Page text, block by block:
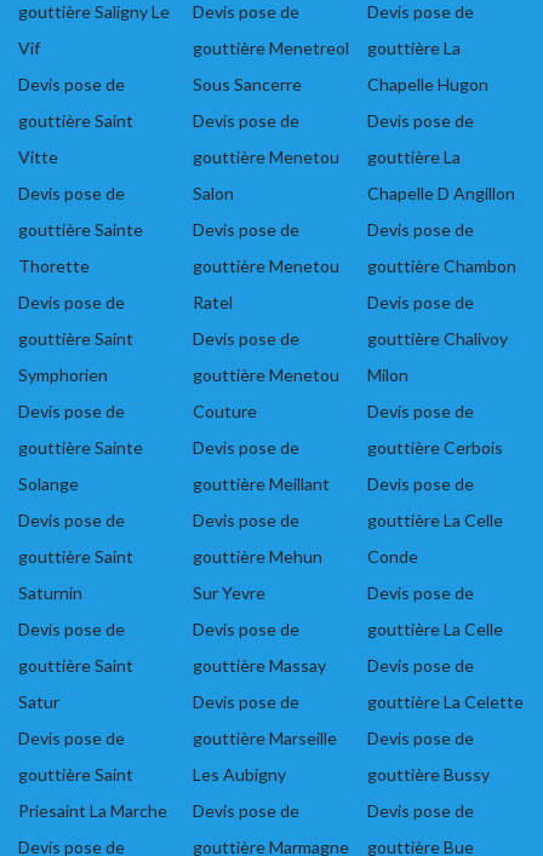
gouttière Saligny Le
Vif
Devis pose de
gouttière Saint
Vitte
Devis pose de
gouttière Sainte
Thorette
Devis pose de
gouttière Saint
Symphorien
Devis pose de
gouttière Sainte
Solange
Devis pose de
gouttière Saint
Saturnin
Devis pose de
gouttière Saint
Satur
Devis pose de
gouttière Saint
Priesaint La Marche
Devis pose de
Devis pose de
gouttière Menetreol
Sous Sancerre
Devis pose de
gouttière Menetou
Salon
Devis pose de
gouttière Menetou
Ratel
Devis pose de
gouttière Menetou
Couture
Devis pose de
gouttière Meillant
Devis pose de
gouttière Mehun
Sur Yevre
Devis pose de
gouttière Massay
Devis pose de
gouttière Marseille
Les Aubigny
Devis pose de
gouttière Marmagne
Devis pose de
gouttière La
Chapelle Hugon
Devis pose de
gouttière La
Chapelle D Angillon
Devis pose de
gouttière Chambon
Devis pose de
gouttière Chalivoy
Milon
Devis pose de
gouttière Cerbois
Devis pose de
gouttière La Celle
Conde
Devis pose de
gouttière La Celle
Devis pose de
gouttière La Celette
Devis pose de
gouttière Bussy
Devis pose de
gouttière Bue